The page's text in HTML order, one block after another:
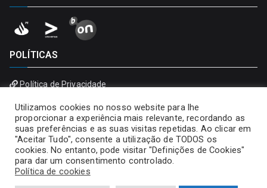
POLÍTICAS
Política de Privacidade
Utilizamos cookies no nosso website para lhe
proporcionar a experiência mais relevante, recordando as
suas preferências e as suas visitas repetidas. Ao clicar em
"Aceitar Tudo", consente a utilização de TODOS os
cookies. No entanto, pode visitar "Definições de Cookies"
para dar um consentimento controlado.
Política de cookies